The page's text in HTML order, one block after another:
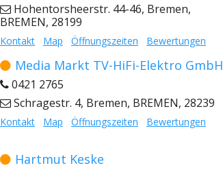
Hohentorsheerstr. 44-46, Bremen,
BREMEN, 28199
Kontakt Map Öffnungszeiten Bewertungen
Media Markt TV-HiFi-Elektro GmbH
0421 2765
Schragestr. 4, Bremen, BREMEN, 28239
Kontakt Map Öffnungszeiten Bewertungen
Hartmut Keske